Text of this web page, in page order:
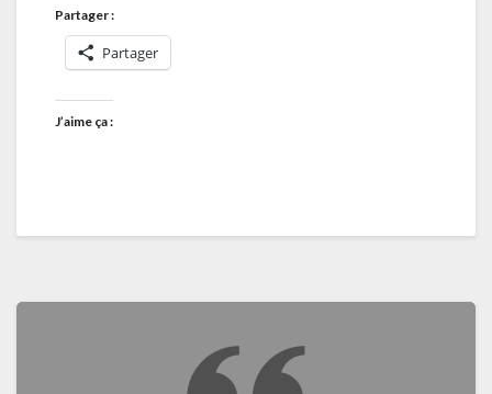
Partager :
Partager
J’aime ça :